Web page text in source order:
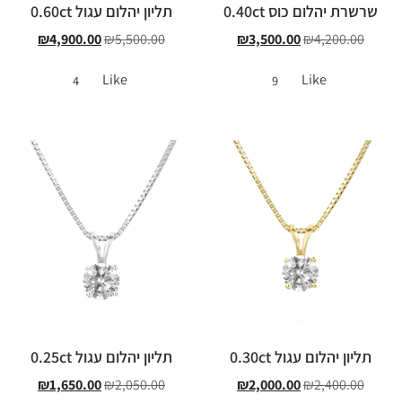
שרשרת יהלום כוס 0.40ct
₪4,200.00
₪3,500.00
Like
9
תליון יהלום עגול 0.60ct
₪5,500.00
₪4,900.00
Like
4
תליון יהלום עגול 0.30ct
₪2,400.00
₪2,000.00
תליון יהלום עגול 0.25ct
₪2,050.00
₪1,650.00